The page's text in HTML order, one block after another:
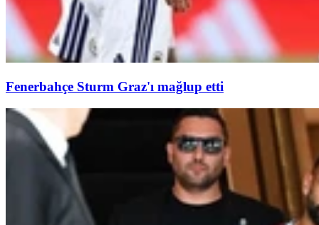
Fenerbahçe Sturm Graz'ı mağlup etti